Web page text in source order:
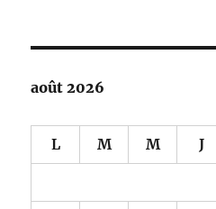
août 2026
L M M J